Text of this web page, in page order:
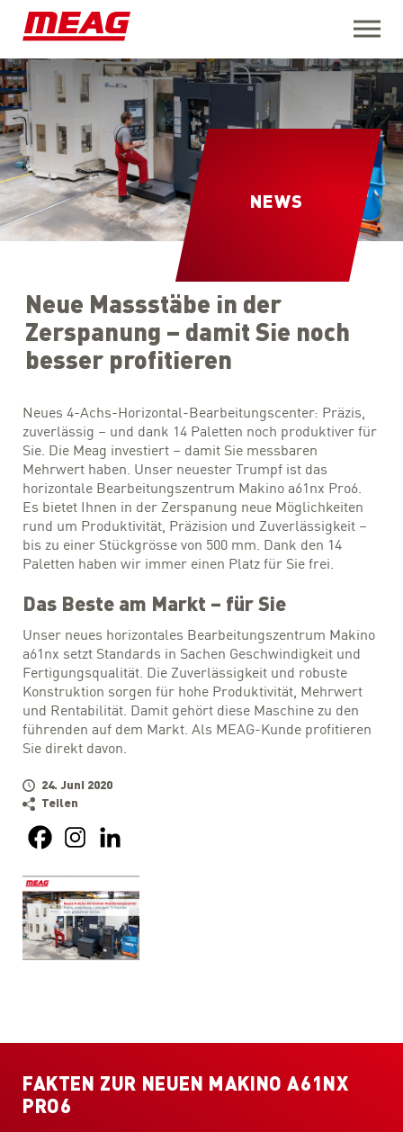
Open
NEWS
Neue Massstäbe in der
Zerspanung – damit Sie noch
besser profitieren
Neues 4-Achs-Horizontal-Bearbeitungscenter: Präzis,
zuverlässig – und dank 14 Paletten noch produktiver für
Sie. Die Meag investiert – damit Sie messbaren
Mehrwert haben. Unser neuester Trumpf ist das
horizontale Bearbeitungszentrum Makino a61nx Pro6.
Es bietet Ihnen in der Zerspanung neue Möglichkeiten
rund um Produktivität, Präzision und Zuverlässigkeit –
bis zu einer Stückgrösse von 500 mm. Dank den 14
Paletten haben wir immer einen Platz für Sie frei.
Das Beste am Markt – für Sie
Unser neues horizontales Bearbeitungszentrum Makino
a61nx setzt Standards in Sachen Geschwindigkeit und
Fertigungsqualität. Die Zuverlässigkeit und robuste
Konstruktion sorgen für hohe Produktivität, Mehrwert
und Rentabilität. Damit gehört diese Maschine zu den
führenden auf dem Markt. Als MEAG-Kunde profitieren
Sie direkt davon.
24. Juni 2020
Teilen
FAKTEN ZUR NEUEN MAKINO A61NX
PRO6